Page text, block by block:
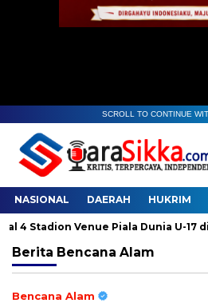
SCROLL TO CONTINUE
NASIONAL DAERAH HUKRIM
Venue Piala Dunia U-17 di
Berita Bencana Alam
Bencana Alam